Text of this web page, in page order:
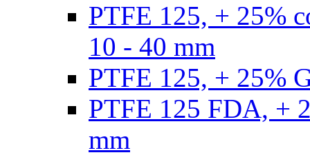
PTFE 125, + 25%
10 - 40 mm
PTFE 125, + 25%
PTFE 125 FDA, +
mm